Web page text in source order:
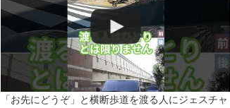
「お先にどうぞ」と横断歩道を渡る人にジェスチャ